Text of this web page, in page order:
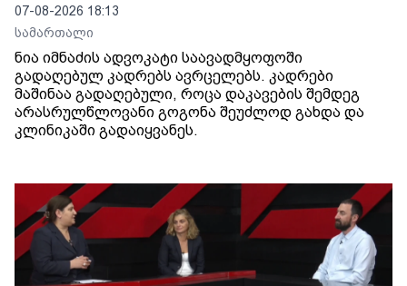
07-08-2026 18:13
სამართალი
ნია იმნაძის ადვოკატი საავადმყოფოში
გადაღებულ კადრებს ავრცელებს. კადრები
მაშინაა გადაღებული, როცა დაკავების შემდეგ
არასრულწლოვანი გოგონა შეუძლოდ გახდა და
კლინიკაში გადაიყვანეს.